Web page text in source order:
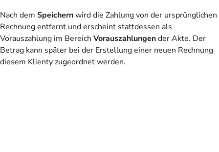
Nach dem Speichernwird die Zahlung von der ursprünglichen
Rechnung entfernt und erscheint stattdessen als
Vorauszahlung im Bereich Vorauszahlungender Akte. Der
Betrag kann später bei der Erstellung einer neuen Rechnung
diesem Klienty zugeordnet werden.